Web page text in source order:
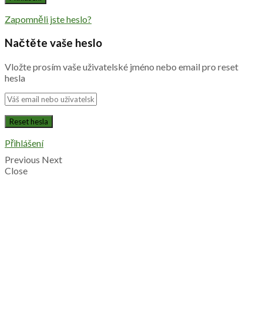
Zapomněli jste heslo?
Načtěte vaše heslo
Vložte prosím vaše uživatelské jméno nebo email pro reset
hesla
Přihlášení
Previous Next
Close